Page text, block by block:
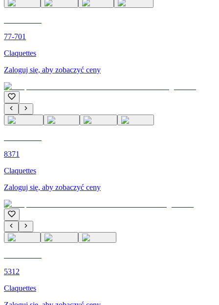
77-701
Claquettes
Zaloguj się, aby zobaczyć ceny
8371
Claquettes
Zaloguj się, aby zobaczyć ceny
5312
Claquettes